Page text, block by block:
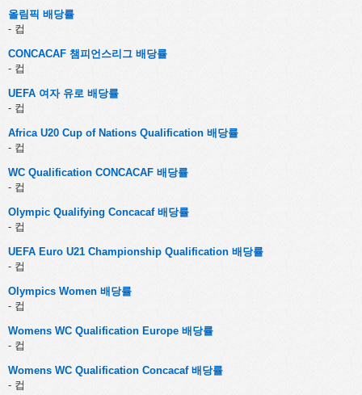
올림픽 배당률
- 컵
CONCACAF 챔피언스리그 배당률
- 컵
UEFA 여자 유로 배당률
- 컵
Africa U20 Cup of Nations Qualification 배당률
- 컵
WC Qualification CONCACAF 배당률
- 컵
Olympic Qualifying Concacaf 배당률
- 컵
UEFA Euro U21 Championship Qualification 배당률
- 컵
Olympics Women 배당률
- 컵
Womens WC Qualification Europe 배당률
- 컵
Womens WC Qualification Concacaf 배당률
- 컵